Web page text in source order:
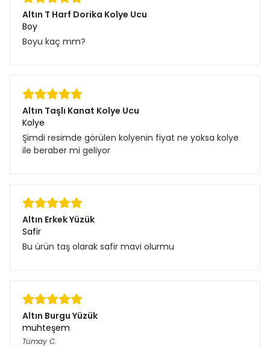
Altın T Harf Dorika Kolye Ucu
Boy
Boyu kaç mm?
Altın Taşlı Kanat Kolye Ucu
Kolye
Şimdi resimde görülen kolyenin fiyat ne yoksa kolye
ile beraber mi geliyor
Altın Erkek Yüzük
Safir
Bu ürün taş olarak safir mavi olurmu
Altın Burgu Yüzük
muhteşem
Tümay C.